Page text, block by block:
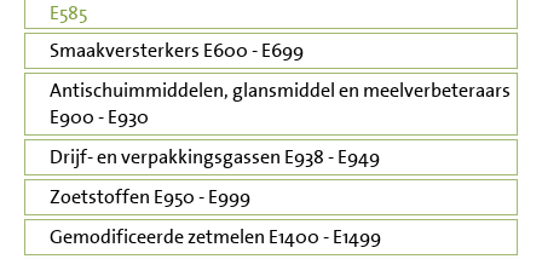
E585
Smaakversterkers E600 - E699
Antischuimmiddelen, glansmiddel en meelverbeteraars
E900 - E930
Drijf- en verpakkingsgassen E938 - E949
Zoetstoffen E950 - E999
Gemodificeerde zetmelen E1400 - E1499